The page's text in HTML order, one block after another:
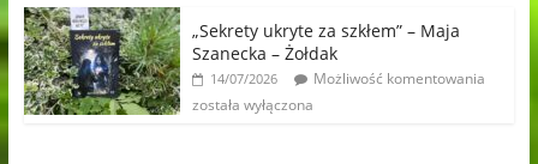
„Sekrety ukryte za szkłem” – Maja
Szanecka – Żołdak
14/07/2026
Możliwość komentowania
została wyłączona